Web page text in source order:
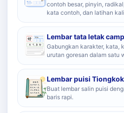
contoh besar, pinyin,
kata contoh, dan latihan
Lembar tata letak
Gabungkan karakter, kata,
urutan goresan dalam satu
Lembar puisi
Buat lembar salin puisi
baris rapi.